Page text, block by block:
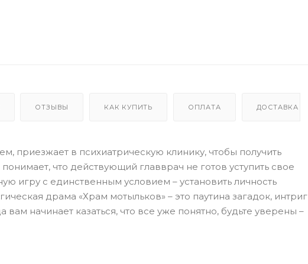
ОТЗЫВЫ КАК КУПИТЬ ОПЛАТА ДОСТАВКА
приезжает в психиатрическую клинику, чтобы получить
что действующий главврач не готов уступить свое
игру с единственным условием – установить личность
драма «Храм мотыльков» – это паутина загадок, интриг
начинает казаться, что все уже понятно, будьте уверены –